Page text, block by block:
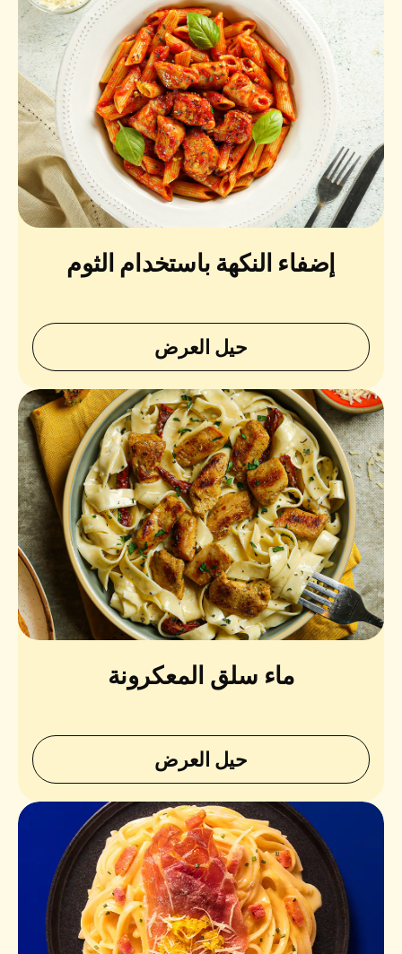
إضفاء النكهة باستخدام الثوم
حيل العرض
ماء سلق المعكرونة
حيل العرض